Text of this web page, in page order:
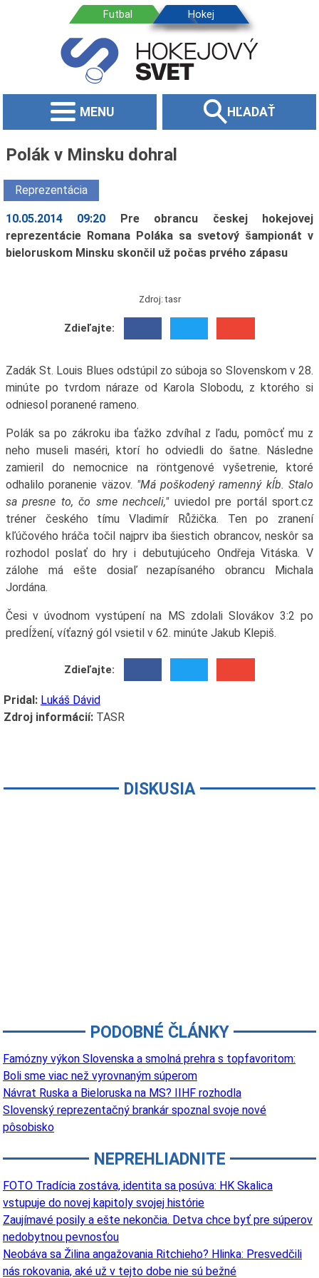
MENU HĽADAŤ
Polák v Minsku dohral
Reprezentácia
10.05.2014 09:20
Pre obrancu českej hokejovej
reprezentácie Romana Poláka sa svetový šampionát v
bieloruskom Minsku skončil už počas prvého zápasu
Zdroj: tasr
Zdieľajte:
Zadák St. Louis Blues odstúpil zo súboja so Slovenskom v 28.
minúte po tvrdom náraze od Karola Slobodu, z ktorého si
odniesol poranené rameno.
Polák sa po zákroku iba ťažko zdvíhal z ľadu, pomôcť mu z
neho museli maséri, ktorí ho odviedli do šatne. Následne
zamieril do nemocnice na röntgenové vyšetrenie, ktoré
odhalilo poranenie väzov. "Má poškodený ramenný kĺb. Stalo
sa presne to, čo sme nechceli,"uviedol pre portál sport.cz
tréner českého tímu Vladimír Růžička. Ten po zranení
kľúčového hráča točil najprv iba šiestich obrancov, neskôr sa
rozhodol poslať do hry i debutujúceho Ondřeja Vitáska. V
zálohe má ešte dosiaľ nezapísaného obrancu Michala
Jordána.
Česi v úvodnom vystúpení na MS zdolali Slovákov 3:2 po
predĺžení, víťazný gól vsietil v 62. minúte Jakub Klepiš.
Zdieľajte:
Pridal: Lukáš Dávid
Zdroj informácií:TASR
DISKUSIA
PODOBNÉ ČLÁNKY
Famózny výkon Slovenska a smolná prehra s topfavoritom:
Boli sme viac než vyrovnaným súperom
Návrat Ruska a Bieloruska na MS? IIHF rozhodla
Slovenský reprezentačný brankár spoznal svoje nové
pôsobisko
NEPREHLIADNITE
FOTO Tradícia zostáva, identita sa posúva: HK Skalica
vstupuje do novej kapitoly svojej histórie
Zaujímavé posily a ešte nekončia. Detva chce byť pre súperov
nedobytnou pevnosťou
Neobáva sa Žilina angažovania Ritchieho? Hlinka: Presvedčili
nás rokovania, aké už v tejto dobe nie sú bežné